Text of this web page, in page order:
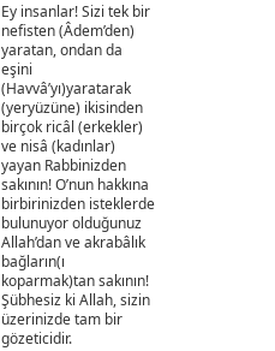
Ey insanlar! Sizi tek bir
nefisten (Âdem’den)
yaratan, ondan da
eşini
(Havvâ’yı)yaratarak
(yeryüzüne) ikisinden
birçok ricâl (erkekler)
ve nisâ (kadınlar)
yayan Rabbinizden
sakının! O’nun hakkına
birbirinizden isteklerde
bulunuyor olduğunuz
Allah’dan ve akrabâlık
bağların(ı
koparmak)tan sakının!
Şübhesiz ki Allah, sizin
üzerinizde tam bir
gözeticidir.